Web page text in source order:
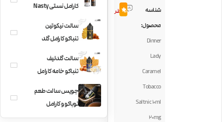
شناسه
محصول:
Dinner
Lady
Caramel
Tobacco
Saltnic 10ml
20mg
2
نظر5.0
کارامل نستی Nasty
سالت نیکوتین
تنباکو کارامل گلد
سالت گلدلیف
تنباکو خامه کارامل
Gold Leaf Royal
Oak
جویس سالت طعم
توباکو و کارامل
BLVK Tobacco